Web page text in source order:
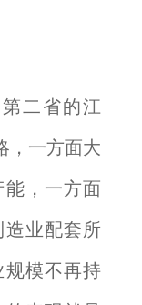
二省的江
，一方面大
，一方面
业配套所
模不再持